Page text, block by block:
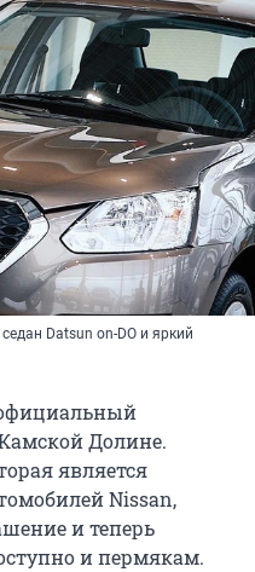
Datsun on-DO и яркий
Долине.
является
Nissan,
и теперь
и пермякам.